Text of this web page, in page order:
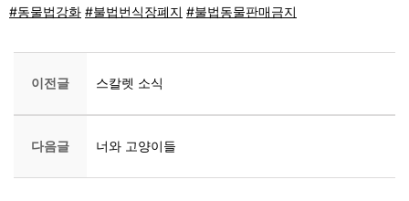
#동물법강화 #불법번식장폐지 #불법동물판매금지
이전글 스칼렛 소식
다음글 너와 고양이들